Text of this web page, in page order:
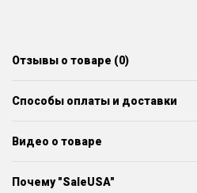
Отзывы о товаре (0)
Способы оплаты и доставки
Видео о товаре
Почему "SaleUSA"